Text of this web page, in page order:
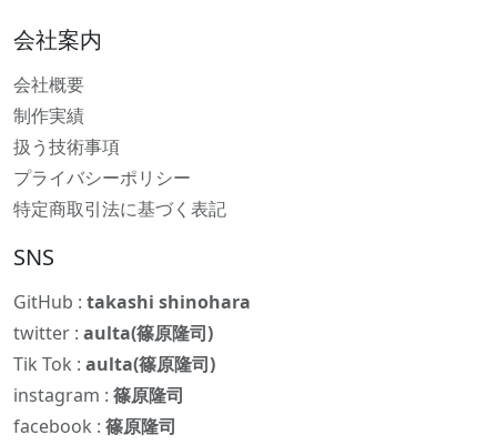
会社案内
会社概要
制作実績
扱う技術事項
プライバシーポリシー
特定商取引法に基づく表記
SNS
GitHub : takashi shinohara
twitter : aulta(篠原隆司)
Tik Tok : aulta(篠原隆司)
instagram : 篠原隆司
facebook : 篠原隆司